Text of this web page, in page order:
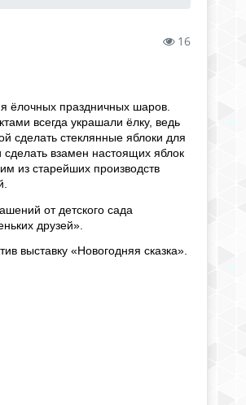
16
ёлочных праздничных шаров.
всегда украшали ёлку, ведь
сделать стеклянные яблоки для
взамен настоящих яблок
из старейших производств
от детского сада
друзей».
выставку «Новогодняя сказка».